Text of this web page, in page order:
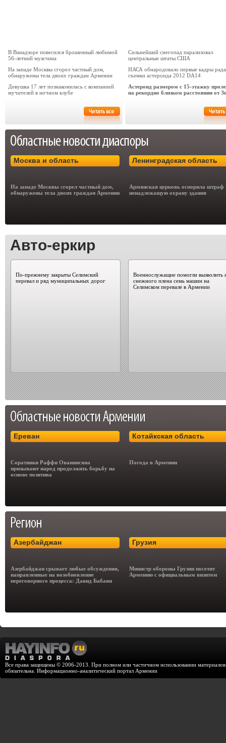
В Ванадзоре повесился брошенный любимой
56-летний мужчина
На западе Москвы сгорел частный дом,
обнаружены тела двоих граждан Армении
Девушка 17 лет познакомилась с компанией
мучителей в ночном клубе
Сильнейший снегопад парализовал
центральные штаты США
НАСА обнародовало первые кадры
съемки астероида 2012 DA14
Астероид размером с 15-этажку
на рекордно близком расстоянии от
Москва и область
На западе Москвы сгорел частный дом,
обнаружены тела двоих граждан Армении
Ленинградская область
Армянская церковь оспорила штраф
ненадлежащую охрану здания
Авто-еркир
По-прежнему закрыты Селимский
перевал и ряд муниципальных дорог
Военнослужащие помогли вызволить
снежного плена семь машин на
Селимском перевале в Армении
Ереван
Соратники Раффи Ованнисяна
призывают народ продолжить борьбу на
основе позитива
Котайкская область
Погода в Армении
Азербайджан
Азербайджан срывает любые обсуждения,
направленные на возобновление
переговорного процесса: Давид Бабаян
Грузия
Министр обороны Грузии посетит
Армению с официальным визитом
Все права защищены © 2006-2013. При полном или частичном использовании
обязательна. Информационно-аналитический портал Армении